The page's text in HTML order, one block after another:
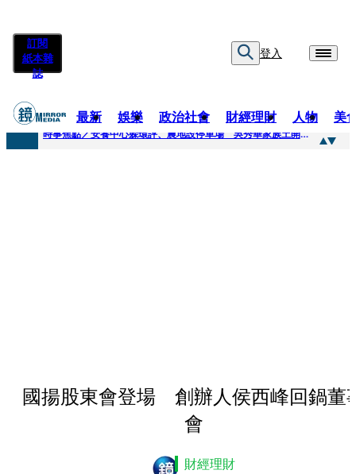
訂閱
紙本雜
誌
登入
最新 娛樂 政治社會 財經理財 人物 美
快訊
時事焦點／安養中心躲環評、農地設停車場 吳秀華家族土開爭議連環爆
國揚股東會登場 創辦人侯西峰回鍋董
會
財經理財